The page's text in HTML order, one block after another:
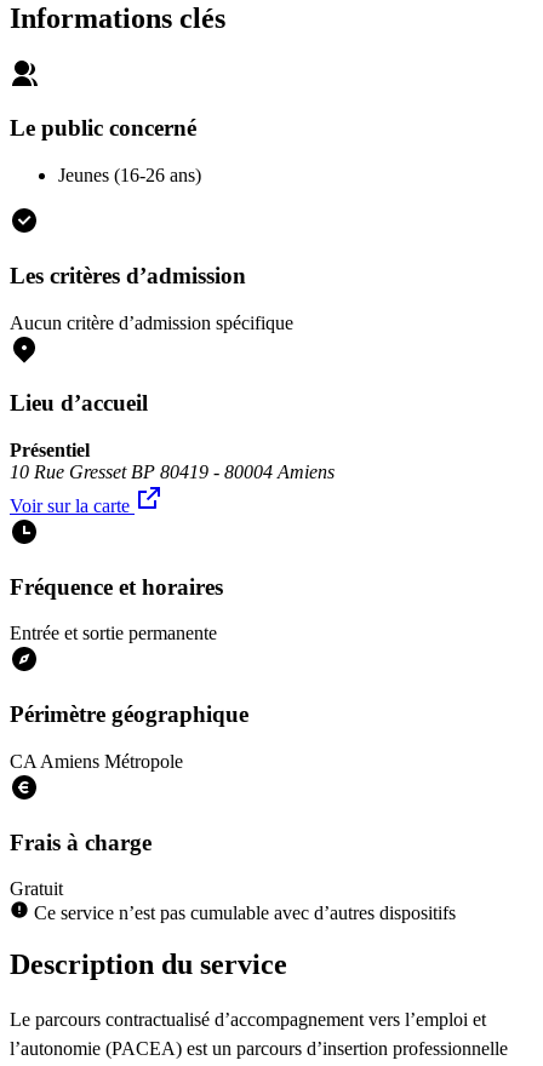
Informations clés
Le public concerné
Jeunes (16-26 ans)
Les critères d’admission
Aucun critère d’admission spécifique
Lieu d’accueil
Présentiel
10 Rue Gresset BP 80419 - 80004 Amiens
Voir sur la carte
Fréquence et horaires
Entrée et sortie permanente
Périmètre géographique
CA Amiens Métropole
Frais à charge
Gratuit
Ce service n’est pas cumulable avec d’autres dispositifs
Description du service
Le parcours contractualisé d’accompagnement vers l’emploi et
l’autonomie (PACEA) est un parcours d’insertion professionnelle